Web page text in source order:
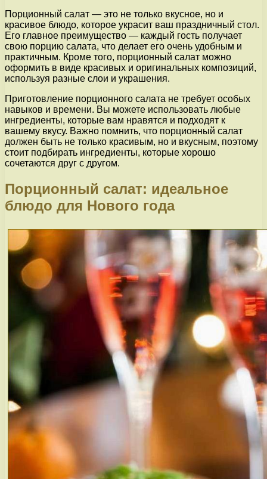
Порционный салат — это не только вкусное, но и
красивое блюдо, которое украсит ваш праздничный стол.
Его главное преимущество — каждый гость получает
свою порцию салата, что делает его очень удобным и
практичным. Кроме того, порционный салат можно
оформить в виде красивых и оригинальных композиций,
используя разные слои и украшения.
Приготовление порционного салата не требует особых
навыков и времени. Вы можете использовать любые
ингредиенты, которые вам нравятся и подходят к
вашему вкусу. Важно помнить, что порционный салат
должен быть не только красивым, но и вкусным, поэтому
стоит подбирать ингредиенты, которые хорошо
сочетаются друг с другом.
Порционный салат: идеальное
блюдо для Нового года